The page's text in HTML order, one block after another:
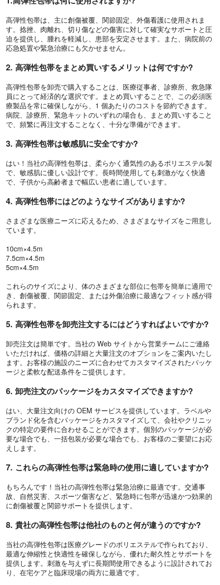
高弾性包帯は、主に創傷被覆、関節固定、外傷看護に使用されま
す。捻挫、肉離れ、切り傷などの傷害に対して確実なサポートと圧
迫を提供し、腫れを軽減し、患部を安定させます。また、病院前の
応急処置や緊急治療にも欠かせません。
2. 高弾性包帯をまとめ買いするメリットは何ですか?
高弾性包帯を卸売で購入することは、医療従事者、診療所、救急隊
員にとって経済的な選択です。まとめ買いすることで、この必須医
療製品を常に確保しながら、1 個あたりのコストを節約できます。
病院、診療所、緊急キットのいずれの場合も、まとめ買いすること
で、頻繁に再注文することなく、十分な準備ができます。
3. 高弾性包帯は敏感肌に安全ですか?
はい！当社の高弾性包帯は、柔らかく通気性のあるポリエステル製
で、敏感肌に優しい設計です。長時間使用しても刺激がなく快適
で、子供から高齢者まで幅広い患者に適しています。
4. 高弾性包帯にはどのようなサイズがありますか?
さまざまな医療ニーズに応えるため、さまざまなサイズをご用意し
ています。
10cm×4.5m
7.5cm×4.5m
5cm×4.5m
これらのサイズにより、体のさまざまな部位に包帯を簡単に適用で
き、創傷被覆、関節固定、または外傷治療に最適なフィット感が得
られます。
5. 高弾性包帯を卸売注文するにはどうすればよいですか?
卸売注文は簡単です。当社の Web サイトから営業チームにご連絡
いただければ、価格の詳細と大量注文のオプションをご案内いたし
ます。お客様の施設のニーズに合わせてカスタマイズされたパッケ
ージと柔軟な配送条件をご提供します。
6. 卸売注文のパッケージをカスタマイズできますか?
はい、大量注文向けの OEM サービスを提供しています。ラベルや
ブランド化を含むパッケージをカスタマイズして、会社やクリニッ
クの特定の要件に合わせることができます。個別のパッケージが必
要な場合でも、一括包装が必要な場合でも、お客様のご要望にお応
えします。
7. これらの高弾性包帯は緊急時の使用に適していますか?
もちろんです！当社の高弾性包帯は緊急治療に最適です。交通事
故、自然災害、スポーツ傷害など、緊急時に包帯が迅速かつ効果的
に創傷被覆と関節サポートを提供します。
8. 貴社の高弾性包帯は他社のものと何が違うのですか?
当社の高弾性包帯は医療グレードのポリエステルで作られており、
最適な伸縮性と快適性を確保しながら、優れた耐久性とサポートを
提供します。刺激を与えずに長期間使用できるように設計されてお
り、在宅ケアと臨床現場の両方に最適です。